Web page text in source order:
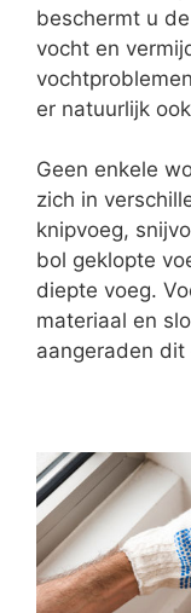
beschermt u
vocht en
er natuurlijk
Geen enkele
zich in
knipvoeg,
bol geklopte
diepte voeg.
materiaal en
aangeraden